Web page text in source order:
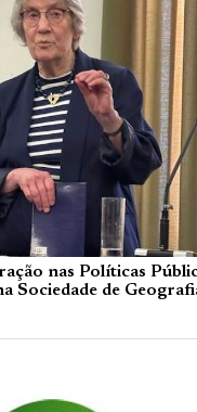
nas Políticas
Sociedade de